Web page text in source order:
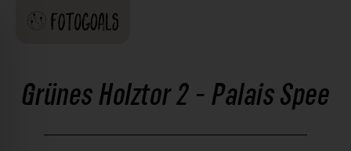
Grünes Holztor 2 - Palais Spee